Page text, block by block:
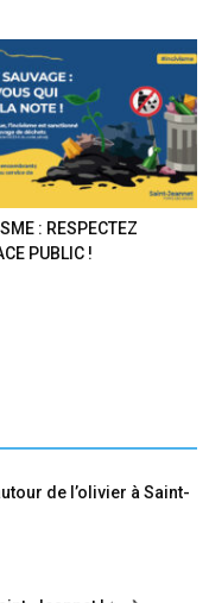
: RESPECTEZ
PUBLIC !
de l’olivier à Saint-